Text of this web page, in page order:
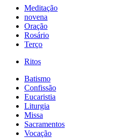
Meditação
novena
Oração
Rosário
Terço
Ritos
Batismo
Confissão
Eucaristia
Liturgia
Missa
Sacramentos
Vocação